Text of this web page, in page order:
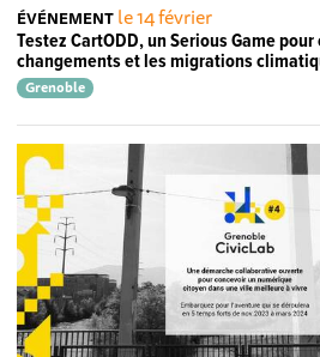
ÉVÉNEMENT le 14 février
Testez CartODD, un Serious Game
changements et les migrations
Grenoble